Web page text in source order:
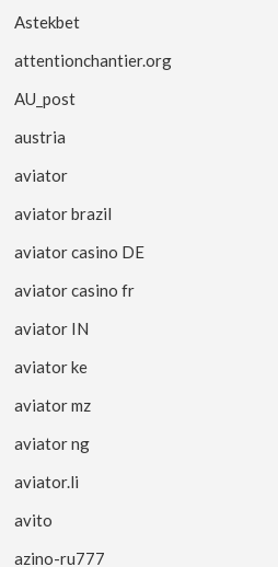
Astekbet
attentionchantier.org
AU_post
austria
aviator
aviator brazil
aviator casino DE
aviator casino fr
aviator IN
aviator ke
aviator mz
aviator ng
aviator.li
avito
azino-ru777